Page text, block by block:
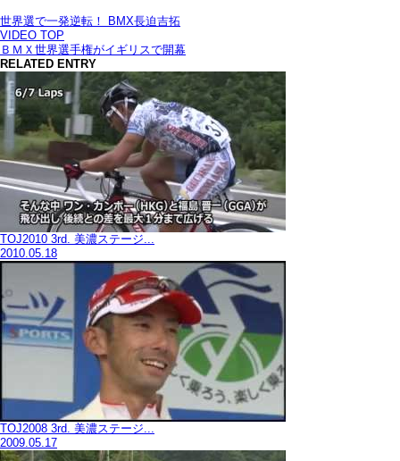
世界選で一発逆転！ BMX長迫吉拓
VIDEO TOP
ＢＭＸ世界選手権がイギリスで開幕
RELATED ENTRY
TOJ2010 3rd. 美濃ステージ...
2010.05.18
TOJ2008 3rd. 美濃ステージ...
2009.05.17